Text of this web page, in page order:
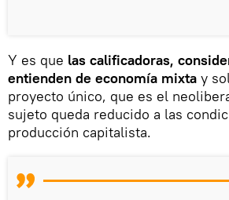
Y es que las calificadoras,
entienden de economía mixta y
proyecto único, que es el
sujeto queda reducido a las
producción capitalista.